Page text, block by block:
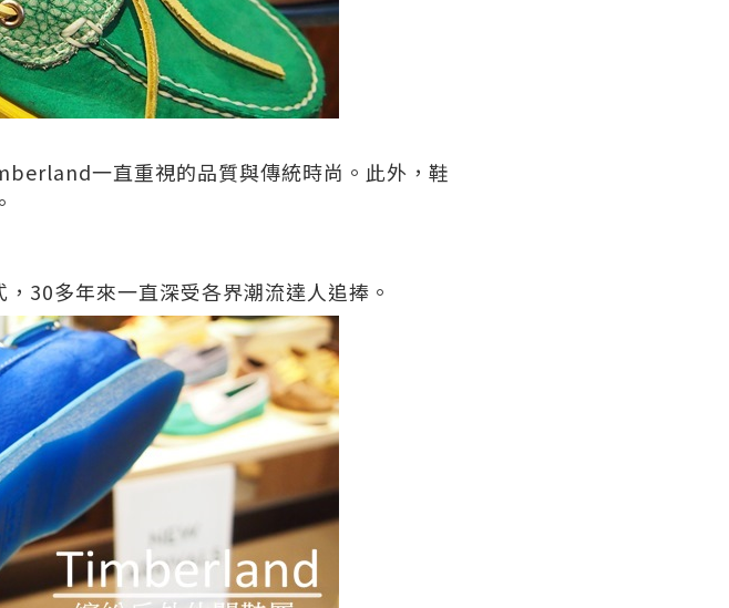
一直重視的品質與傳統時尚。此外，鞋
。
30多年來一直深受各界潮流達人追捧 。